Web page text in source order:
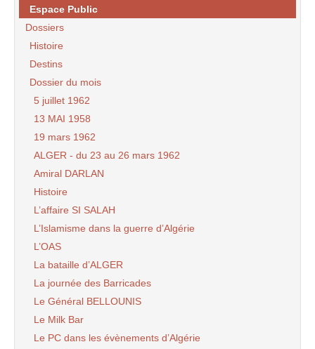
Espace Public
Dossiers
Histoire
Destins
Dossier du mois
5 juillet 1962
13 MAI 1958
19 mars 1962
ALGER - du 23 au 26 mars 1962
Amiral DARLAN
Histoire
L’affaire SI SALAH
L’Islamisme dans la guerre d’Algérie
L’OAS
La bataille d’ALGER
La journée des Barricades
Le Général BELLOUNIS
Le Milk Bar
Le PC dans les évènements d’Algérie